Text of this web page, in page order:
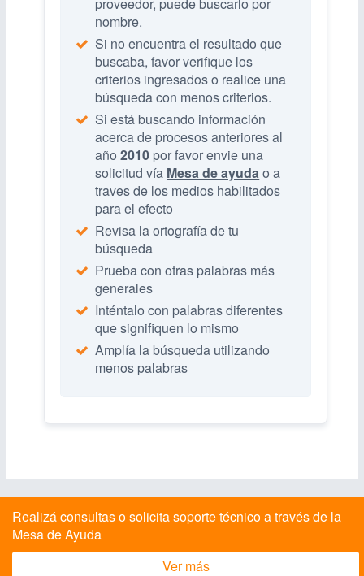
nombre.
Si no encuentra el resultado que
buscaba, favor verifique los
criterios ingresados o realice una
búsqueda con menos criterios.
Si está buscando información
acerca de procesos anteriores al
año2010 por favor envie una
solicitud vía Mesa de ayudao a
traves de los medios habilitados
para el efecto
Revisa la ortografía de tu
búsqueda
Prueba con otras palabras más
generales
Inténtalo con palabras diferentes
que signifiquen lo mismo
Amplía la búsqueda utilizando
menos palabras
Realizá consultas o solicita soporte técnico a través de la
Mesa de Ayuda
Ver más